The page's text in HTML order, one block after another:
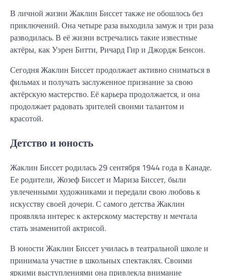
В личной жизни Жаклин Биссет также не обошлось без
приключений. Она четыре раза выходила замуж и три раза
разводилась. В её жизни встречались такие известные
актёры, как Уэрен Битти, Ричард Гир и Джордж Бенсон.
Сегодня Жаклин Биссет продолжает активно сниматься в
фильмах и получать заслуженное признание за свою
актёрскую мастерство. Её карьера продолжается, и она
продолжает радовать зрителей своими талантом и
красотой.
Детство и юность
Жаклин Биссет родилась 29 сентября 1944 года в Канаде.
Ее родители, Жозеф Биссет и Мариза Биссет, были
увлеченными художниками и передали свою любовь к
искусству своей дочери. С самого детства Жаклин
проявляла интерес к актерскому мастерству и мечтала
стать знаменитой актрисой.
В юности Жаклин Биссет училась в театральной школе и
принимала участие в школьных спектаклях. Своими
яркими выступлениями она привлекла внимание